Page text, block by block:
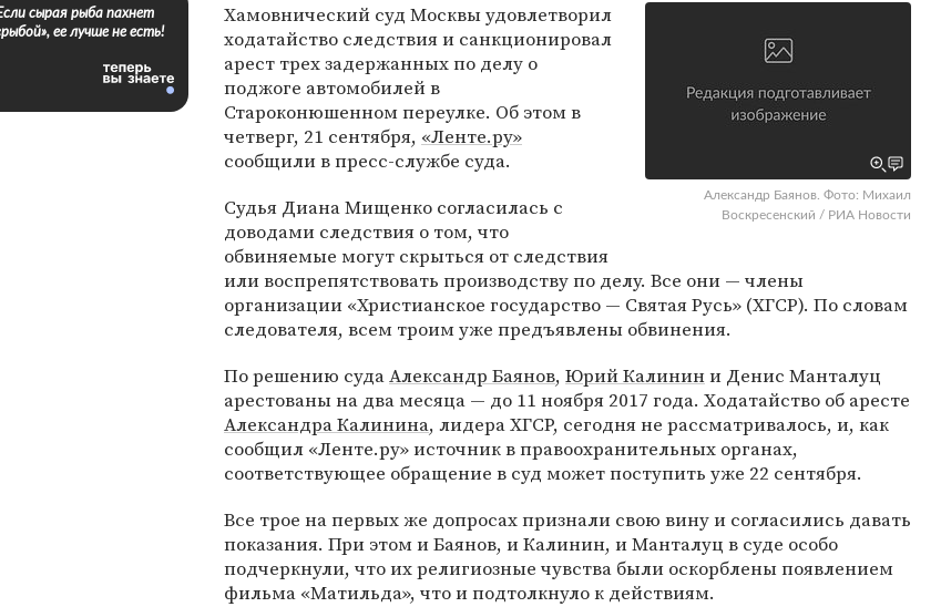
Александр Баянов. Фото: Михаил
Воскресенский / РИА Новости
Хамовнический суд Москвы удовлетворил
ходатайство следствия и санкционировал
арест трех задержанных по делу о
поджоге автомобилей в
Староконюшенном переулке. Об этом в
четверг, 21 сентября, «Ленте.ру»
сообщили в пресс-службе суда.
Судья Диана Мищенко согласилась с
доводами следствия о том, что
обвиняемые могут скрыться от следствия
или воспрепятствовать производству по делу. Все они — члены
организации «Христианское государство — Святая Русь» (ХГСР). По словам
следователя, всем троим уже предъявлены обвинения.
По решению судаАлександр Баянов, Юрий Калинини Денис Манталуц
арестованы на два месяца — до 11 ноября 2017 года. Ходатайство об аресте
Александра Калинина, лидера ХГСР, сегодня не рассматривалось, и, как
сообщил «Ленте.ру» источник в правоохранительных органах,
соответствующее обращение в суд может поступить уже 22 сентября.
Все трое на первых же допросах признали свою вину и согласились давать
показания. При этом и Баянов, и Калинин, и Манталуц в суде особо
подчеркнули, что их религиозные чувства были оскорблены появлением
фильма «Матильда», что и подтолкнуло к действиям.
сырая рыба пахнет
ее лучше не есть!